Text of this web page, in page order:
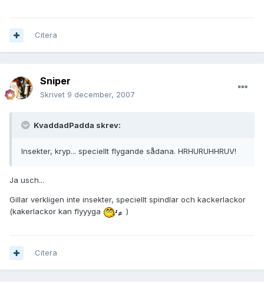
Citera
Sniper
Skrivet 9 december, 2007
KvaddadPadda skrev:
Insekter, kryp... speciellt flygande sådana. HRHURUHHRUV!
Ja usch...
Gillar verkligen inte insekter, speciellt spindlar och kackerlackor
(kakerlackor kan flyyyga
)
Citera